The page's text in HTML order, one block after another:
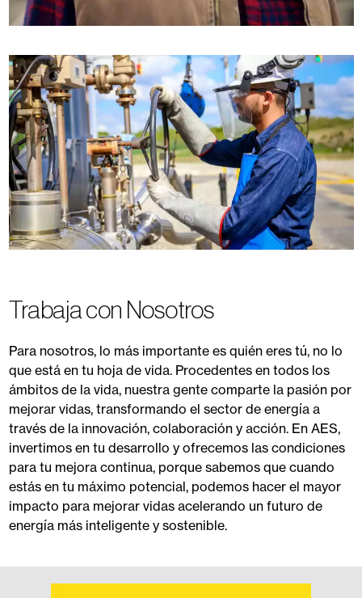
Trabaja con Nosotros
Para nosotros, lo más importante es quién eres tú, no lo
que está en tu hoja de vida. Procedentes en todos los
ámbitos de la vida, nuestra gente comparte la pasión por
mejorar vidas, transformando el sector de energía a
través de la innovación, colaboración y acción. En AES,
invertimos en tu desarrollo y ofrecemos las condiciones
para tu mejora continua, porque sabemos que cuando
estás en tu máximo potencial, podemos hacer el mayor
impacto para mejorar vidas acelerando un futuro de
energía más inteligente y sostenible.